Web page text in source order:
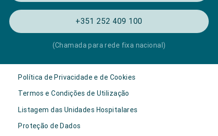
+351 252 409 100
(Chamada para rede fixa nacional)
Política de Privacidade e de Cookies
Termos e Condições de Utilização
Listagem das Unidades Hospitalares
Proteção de Dados